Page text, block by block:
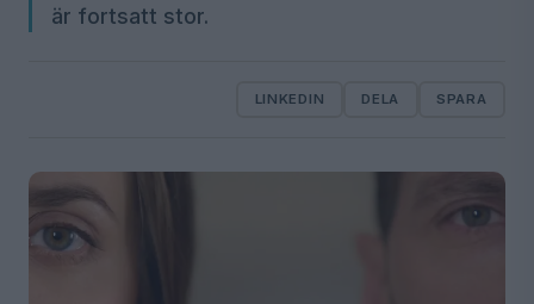
är fortsatt stor.
LINKEDIN DELA SPARA